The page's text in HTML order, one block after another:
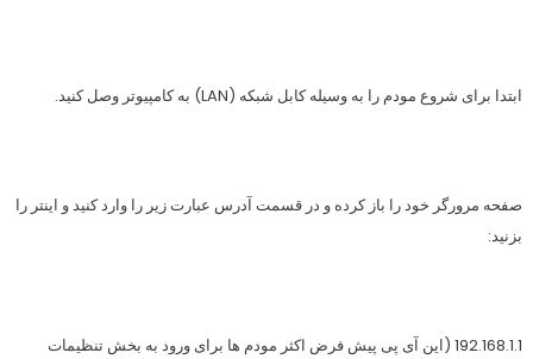
ابتدا برای شروع مودم را به وسیله کابل شبکه (LAN) به کامپیوتر وصل کنید.
صفحه مرورگر خود را باز کرده و در قسمت آدرس عبارت زیر را وارد کنید و اینتر را
بزنید:
192.168.1.1 (این آی پی پیش فرض اکثر مودم ها برای ورود به بخش تنظیمات